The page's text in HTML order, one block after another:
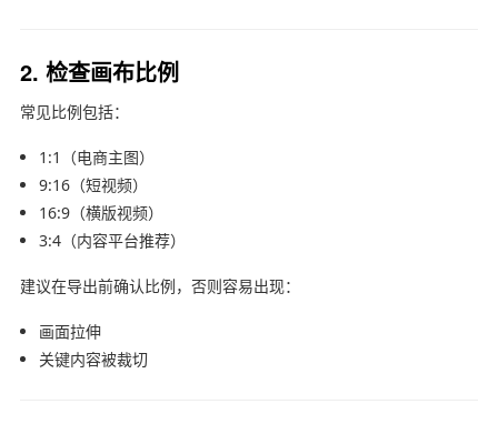
2. 检查画布比例
常见比例包括：
1:1（电商主图）
9:16（短视频）
16:9（横版视频）
3:4（内容平台推荐）
建议在导出前确认比例，否则容易出现：
画面拉伸
关键内容被裁切